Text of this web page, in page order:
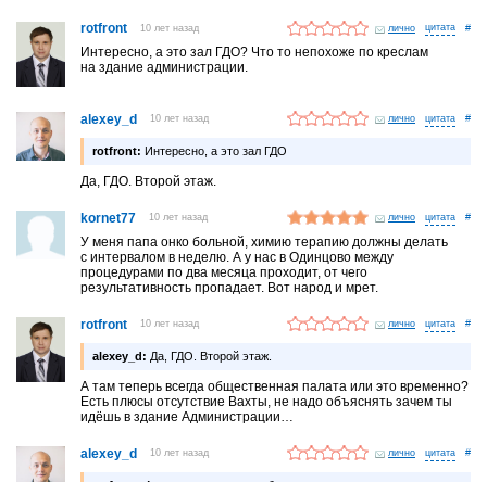
rotfront 10 лет назад лично #
Интересно, а это зал ГДО? Что то непохоже по креслам
на здание администрации.
alexey_d 10 лет назад лично #
rotfront: Интересно, а это зал ГДО
Да, ГДО. Второй этаж.
kornet77 10 лет назад лично #
У меня папа онко больной, химию терапию должны делать
с интервалом в неделю. А у нас в Одинцово между
процедурами по два месяца проходит, от чего
результативность пропадает. Вот народ и мрет.
rotfront 10 лет назад лично #
alexey_d: Да, ГДО. Второй этаж.
А там теперь всегда общественная палата или это временно?
Есть плюсы отсутствие Вахты, не надо объяснять зачем ты
идёшь в здание Администрации…
alexey_d 10 лет назад лично #